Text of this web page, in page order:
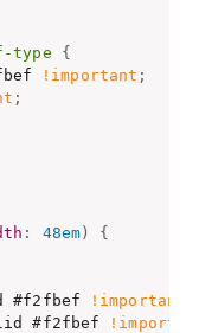
type
{
!important ;
;
: 48em)
{
#f2fbef !important
#f2fbef